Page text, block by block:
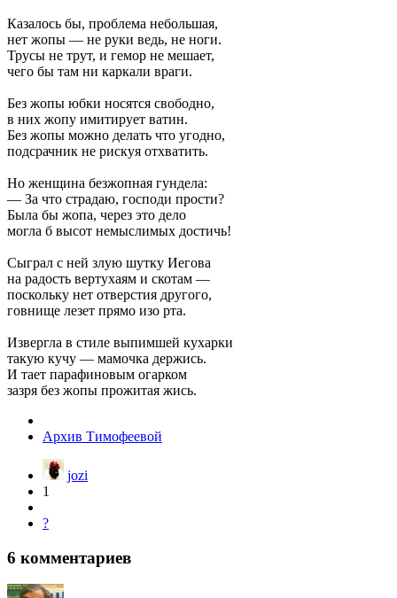
Казалось бы, проблема небольшая,
нет жопы — не руки ведь, не ноги.
Трусы не трут, и гемор не мешает,
чего бы там ни каркали враги.
Без жопы юбки носятся свободно,
в них жопу имитирует ватин.
Без жопы можно делать что угодно,
подсрачник не рискуя отхватить.
Но женщина безжопная гундела:
— За что страдаю, господи прости?
Была бы жопа, через это дело
могла б высот немыслимых достичь!
Сыграл с ней злую шутку Иегова
на радость вертухаям и скотам —
поскольку нет отверстия другого,
говнище лезет прямо изо рта.
Извергла в стиле выпимшей кухарки
такую кучу — мамочка держись.
И тает парафиновым огарком
зазря без жопы прожитая жись.
Архив Тимофеевой
jozi
1
?
6 комментариев